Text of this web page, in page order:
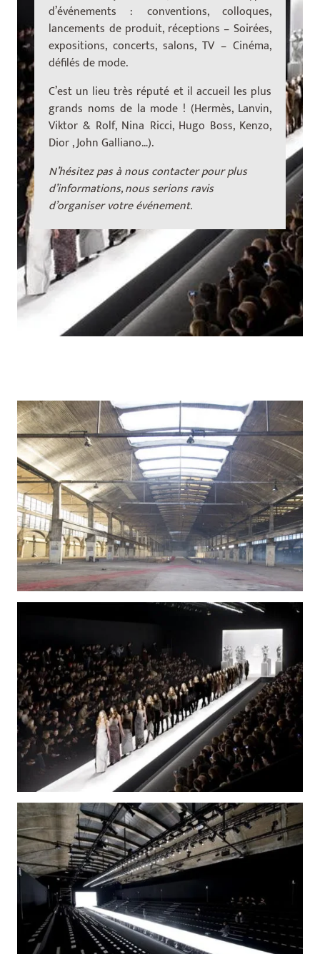
d’événements : conventions, colloques,
lancements de produit, réceptions – Soirées,
expositions, concerts, salons, TV – Cinéma,
défilés de mode.
C’est un lieu très réputé et il accueil les plus
grands noms de la mode ! (Hermès, Lanvin,
Viktor & Rolf, Nina Ricci, Hugo Boss, Kenzo,
Dior , John Galliano…).
N’hésitez pas à nous contacter pour plus
d’informations, nous serions ravis
d’organiser votre événement.